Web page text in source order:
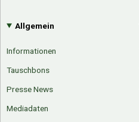
Allgemein
Informationen
Tauschbons
Presse News
Mediadaten